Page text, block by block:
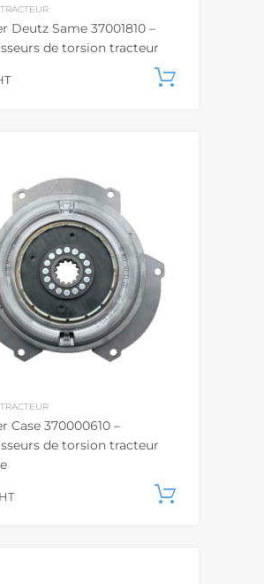
Deutz Same 37001810 –
de torsion tracteur
Case 370000610 –
de torsion tracteur
HT